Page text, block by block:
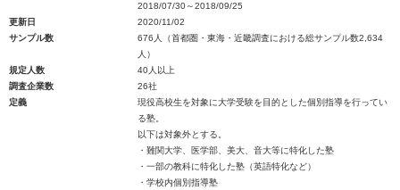
2018/07/30～2018/09/25
更新日
2020/11/02
サンプル数
676人（首都圏・東海・近畿調査における総サンプル数2,634
人）
規定人数
40人以上
調査企業数
26社
定義
現役高校生を対象に大学受験を目的とした個別指導を行ってい
る塾。
以下は対象外とする。
・難関大学、医学部、美大、音大等に特化した塾
・一部の教科に特化した塾（英語特化など）
・学校内個別指導塾